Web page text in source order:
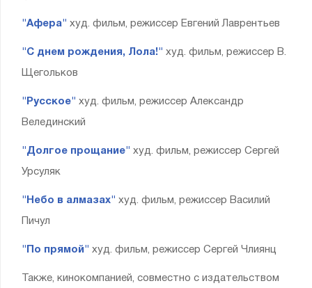
"Афера" худ. фильм, режиссер Евгений Лаврентьев
"С днем рождения, Лола!" худ. фильм, режиссер В.
Щегольков
"Русское" худ. фильм, режиссер Александр
Велединский
"Долгое прощание" худ. фильм, режиссер Сергей
Урсуляк
"Небо в алмазах" худ. фильм, режиссер Василий
Пичул
"По прямой" худ. фильм, режиссер Сергей Члиянц
Также, кинокомпанией, совместно с издательством